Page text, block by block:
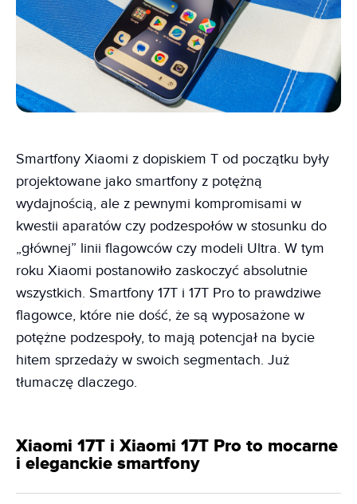
Smartfony Xiaomi z dopiskiem T od początku były
projektowane jako smartfony z potężną
wydajnością, ale z pewnymi kompromisami w
kwestii aparatów czy podzespołów w stosunku do
„głównej” linii flagowców czy modeli Ultra. W tym
roku Xiaomi postanowiło zaskoczyć absolutnie
wszystkich. Smartfony 17T i 17T Pro to prawdziwe
flagowce, które nie dość, że są wyposażone w
potężne podzespoły, to mają potencjał na bycie
hitem sprzedaży w swoich segmentach. Już
tłumaczę dlaczego.
Xiaomi 17T i Xiaomi 17T Pro to mocarne
i eleganckie smartfony